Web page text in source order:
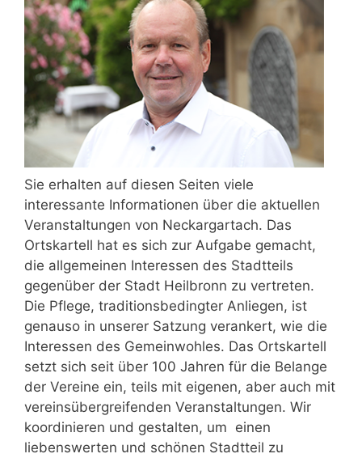
Sie erhalten auf diesen Seiten viele
interessante Informationen über die aktuellen
Veranstaltungen von Neckargartach. Das
Ortskartell hat es sich zur Aufgabe gemacht,
die allgemeinen Interessen des Stadtteils
gegenüber der Stadt Heilbronn zu vertreten.
Die Pflege, traditionsbedingter Anliegen, ist
genauso in unserer Satzung verankert, wie die
Interessen des Gemeinwohles. Das Ortskartell
setzt sich seit über 100 Jahren für die Belange
der Vereine ein, teils mit eigenen, aber auch mit
vereinsübergreifenden Veranstaltungen. Wir
koordinieren und gestalten, um einen
liebenswerten und schönen Stadtteil zu